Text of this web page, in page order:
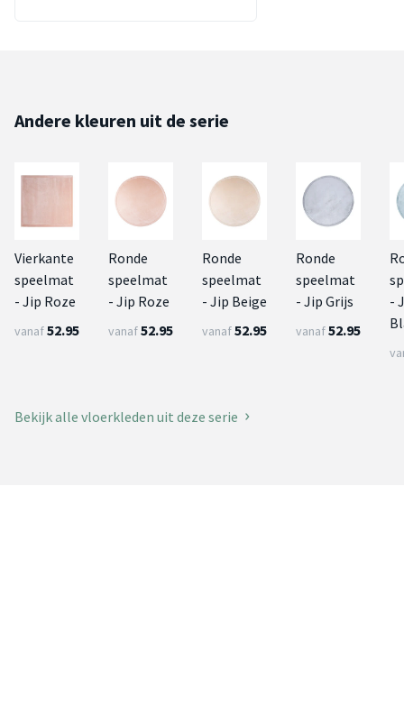
Andere kleuren uit de serie
Vierkante
speelmat
- Jip Roze
vanaf52.95
Ronde
speelmat
- Jip Roze
vanaf52.95
Ronde
speelmat
- Jip Beige
vanaf52.95
Ronde
speelmat
- Jip Grijs
vanaf52.95
-
Bekijk alle vloerkleden uit deze serie